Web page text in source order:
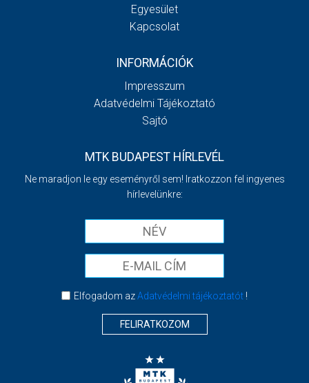
Egyesület
Kapcsolat
INFORMÁCIÓK
Impresszum
Adatvédelmi Tájékoztató
Sajtó
MTK BUDAPEST HÍRLEVÉL
Ne maradjon le egy eseményről sem! Iratkozzon fel ingyenes
hírlevelünkre:
Elfogadom azAdatvédelmi tájékoztatót!
FELIRATKOZOM